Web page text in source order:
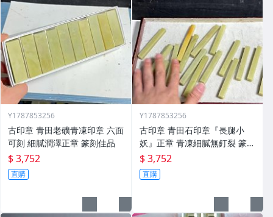
Y1787853256
古印章 青田老礦青凍印章 六面
可刻 細膩潤澤正章 篆刻佳品
$ 3,752
直購
Y1787853256
古印章 青田石印章『長腿小
妖』正章 青凍細膩無釘裂 篆刻
用
$ 3,752
直購